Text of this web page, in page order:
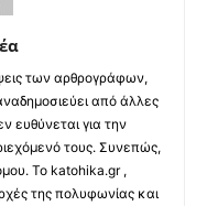
των αρθρογράφων,
από άλλες
ευθύνεται για την
τους. Συνεπώς,
Το katohika.gr ,
της πολυφωνίας και